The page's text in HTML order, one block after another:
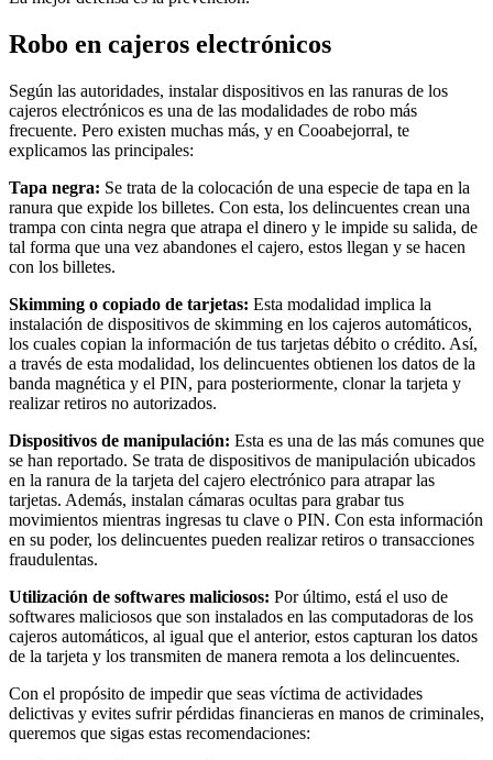
Robo en cajeros electrónicos
Según las autoridades, instalar dispositivos en las ranuras de los
cajeros electrónicos es una de las modalidades de robo más
frecuente. Pero existen muchas más, y en Cooabejorral, te
explicamos las principales:
Tapa negra: Se trata de la colocación de una especie de tapa en la
ranura que expide los billetes. Con esta, los delincuentes crean una
trampa con cinta negra que atrapa el dinero y le impide su salida, de
tal forma que una vez abandones el cajero, estos llegan y se hacen
con los billetes.
Skimming o copiado de tarjetas: Esta modalidad implica la
instalación de dispositivos de skimming en los cajeros automáticos,
los cuales copian la información de tus tarjetas débito o crédito. Así,
a través de esta modalidad, los delincuentes obtienen los datos de la
banda magnética y el PIN, para posteriormente, clonar la tarjeta y
realizar retiros no autorizados.
Dispositivos de manipulación: Esta es una de las más comunes que
se han reportado. Se trata de dispositivos de manipulación ubicados
en la ranura de la tarjeta del cajero electrónico para atrapar las
tarjetas. Además, instalan cámaras ocultas para grabar tus
movimientos mientras ingresas tu clave o PIN. Con esta información
en su poder, los delincuentes pueden realizar retiros o transacciones
fraudulentas.
Utilización de softwares maliciosos: Por último, está el uso de
softwares maliciosos que son instalados en las computadoras de los
cajeros automáticos, al igual que el anterior, estos capturan los datos
de la tarjeta y los transmiten de manera remota a los delincuentes.
Con el propósito de impedir que seas víctima de actividades
delictivas y evites sufrir pérdidas financieras en manos de criminales,
queremos que sigas estas recomendaciones: